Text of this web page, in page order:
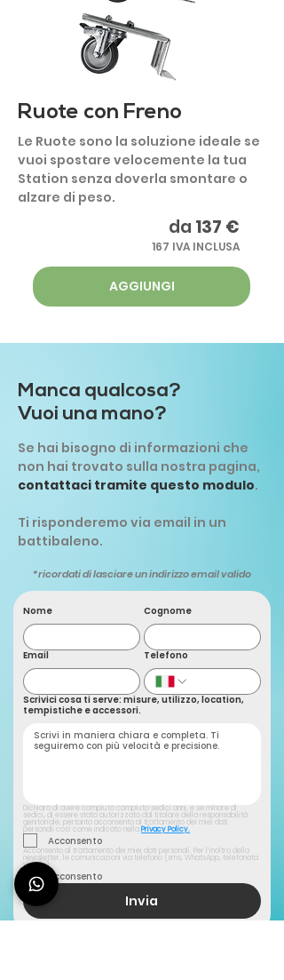
Ruote con Freno
Le Ruote sono la soluzione ideale se
vuoi spostare velocemente la tua
Station senza doverla smontare o
alzare di peso.
da 137 €
167 IVA INCLUSA
AGGIUNGI
Manca qualcosa?
Vuoi una mano?
Se hai bisogno di informazioni che
non hai trovato sulla nostra pagina,
contattaci tramite questo modulo.
Ti risponderemo via email in un
battibaleno.
*ricordati di lasciare un indirizzo email valido
Nome Cognome
Email Telefono
Scrivici cosa ti serve: misure, utilizzo, location,
tempistiche e accessori.
Dichiaro di avere compiuto compiuto sedici anni, e se minore di
sedici, di essere stato autorizzato dal titolare della responsabilità
genitoriale, pertanto acconsento al trattamento dei miei dati
personali così come indicato nellaPrivacy Policy.
Acconsento
Acconsento al trattamento dei miei dati personali. Per l’inoltro della
newsletter, le comunicazioni via telefono (sms, WhatsApp, telefonata
vocale)
Acconsento
Invia